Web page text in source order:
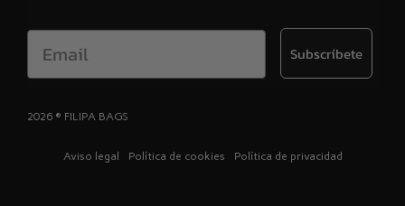
Email Subscríbete
2026 ® FILIPA BAGS
Aviso legal Política de cookies Política de privacidad